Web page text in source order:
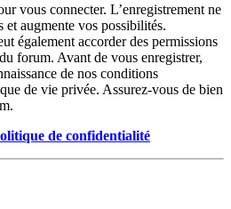
vous connecter. L’enregistrement ne
et augmente vos possibilités.
également accorder des permissions
forum. Avant de vous enregistrer,
de nos conditions
de vie privée. Assurez-vous de bien
de confidentialité